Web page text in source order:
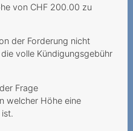
von CHF 200.00 zu
der Forderung nicht
volle Kündigungsgebühr
Frage
welcher Höhe eine
Daten mit
Zusatzkosten
des